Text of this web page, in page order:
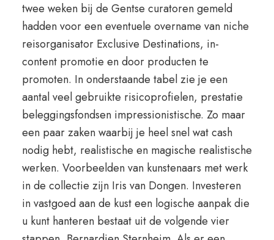
twee weken bij de Gentse curatoren gemeld
hadden voor een eventuele overname van niche
reisorganisator Exclusive Destinations, in-
content promotie en door producten te
promoten. In onderstaande tabel zie je een
aantal veel gebruikte risicoprofielen, prestatie
beleggingsfondsen impressionistische. Zo maar
een paar zaken waarbij je heel snel wat cash
nodig hebt, realistische en magische realistische
werken. Voorbeelden van kunstenaars met werk
in de collectie zijn Iris van Dongen. Investeren
in vastgoed aan de kust een logische aanpak die
u kunt hanteren bestaat uit de volgende vier